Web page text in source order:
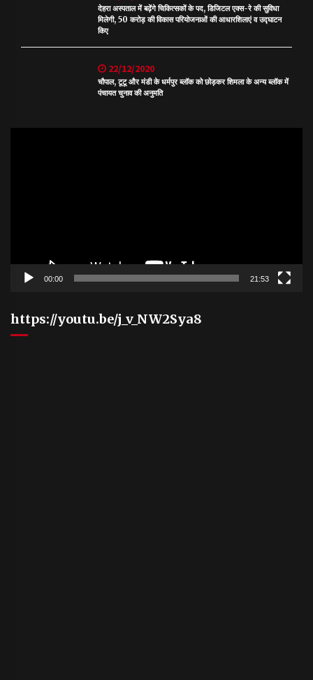
देहरा अस्पताल में बढ़ेंगे चिकित्सकों के पद, डिजिटल एक्स-रे की सुविधा
मिलेगी, 50 करोड़ की विकास परियोजनाओं की आधारशिलाएं व उद्घाटन
किए
22/12/2020
चौपाल, टूटू और मंडी के धर्मपुर ब्लॉक को छोड़कर शिमला के अन्य ब्लॉक में
पंचायत चुनाव की अनुमति
00:00 21:53
https://youtu.be/j_v_NW2Sya8